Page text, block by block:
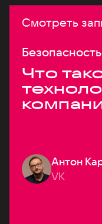
Смотреть
Безопасность
Что
Антон
VK